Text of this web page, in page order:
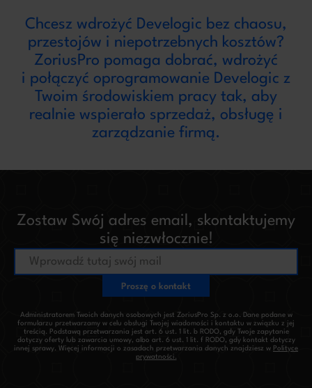
Chcesz wdrożyć Develogic bez chaosu,
przestojów i niepotrzebnych kosztów?
ZoriusPro pomaga dobrać, wdrożyć
i połączyć oprogramowanie Develogic z
Twoim środowiskiem pracy tak, aby
realnie wspierało sprzedaż, obsługę i
zarządzanie firmą.
Zostaw Swój adres email, skontaktujemy
się niezwłocznie!
Administratorem Twoich danych osobowych jest ZoriusPro Sp. z o.o. Dane podane w
formularzu przetwarzamy w celu obsługi Twojej wiadomości i kontaktu w związku z jej
treścią. Podstawą przetwarzania jest art. 6 ust. 1 lit. b RODO, gdy Twoje zapytanie
dotyczy oferty lub zawarcia umowy, albo art. 6 ust. 1 lit. f RODO, gdy kontakt dotyczy
innej sprawy. Więcej informacji o zasadach przetwarzania danych znajdziesz w Polityce
prywatności.